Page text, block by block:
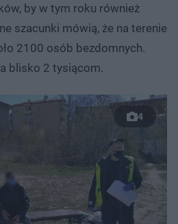
by w tym roku również
szacunki mówią, że na terenie
2100 osób bezdomnych.
blisko 2 tysiącom.
4